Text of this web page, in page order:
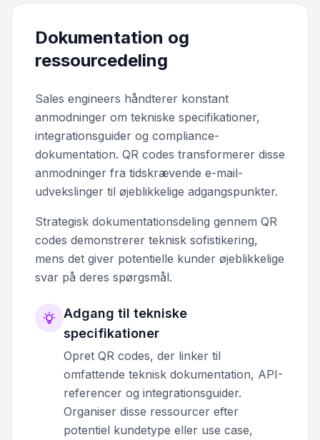
Dokumentation og
ressourcedeling
Sales engineers håndterer konstant
anmodninger om tekniske specifikationer,
integrationsguider og compliance-
dokumentation. QR codes transformerer disse
anmodninger fra tidskrævende e-mail-
udvekslinger til øjeblikkelige adgangspunkter.
Strategisk dokumentationsdeling gennem QR
codes demonstrerer teknisk sofistikering,
mens det giver potentielle kunder øjeblikkelige
svar på deres spørgsmål.
Adgang til tekniske
specifikationer
Opret QR codes, der linker til
omfattende teknisk dokumentation, API-
referencer og integrationsguider.
Organiser disse ressourcer efter
potentiel kundetype eller use case,